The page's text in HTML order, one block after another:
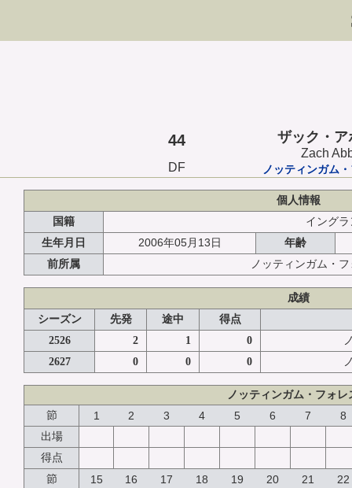
44 ザック・ア
Zach
DF
ノッティンガム
個人情報
国籍
イングラ
生年月日
2006年05月13日
年齢
前所属
ノッティンガム・
成績
シーズン
先発 途中
得点
2526
2 1 0
2627
0 0 0
ノッティンガム・フォレ
節
1 2 3 4 5 6 7 8
出場
得点
節
15 16 17 18 19 20 21 22